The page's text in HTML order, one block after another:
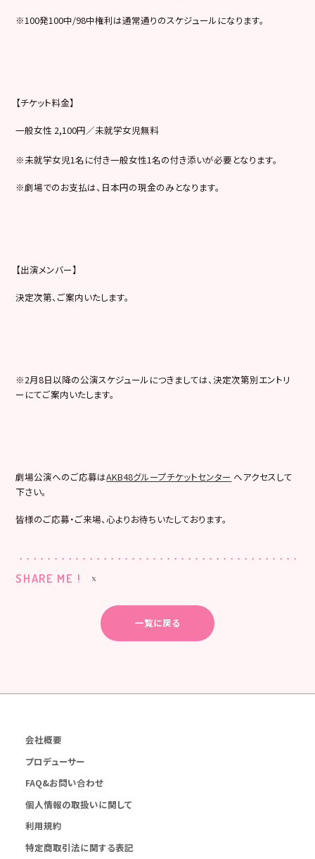
※100発100中/98中権利は通常通りのスケジュールになります。
【チケット料金】
一般女性 2,100円／未就学女児無料
※未就学女児1名に付き一般女性1名の付き添いが必要となります。
※劇場でのお支払は、日本円の現金のみとなります。
【出演メンバー】
決定次第、ご案内いたします。
※2月8日以降の公演スケジュールにつきましては、決定次第別エントリ
ーにてご案内いたします。
劇場公演へのご応募はAKB48グループチケットセンター へアクセスして
下さい。
皆様のご応募・ご来場、心よりお待ちいたしております。
SHARE ME !
一覧に戻る
会社概要
プロデューサー
FAQ&お問い合わせ
個人情報の取扱いに関して
利用規約
特定商取引法に関する表記